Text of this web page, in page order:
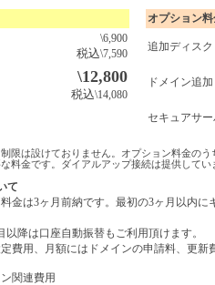
\6,900
税込\7,590
\12,800
税込\14,080
オプション
追加ディス
ドメイン追加
セキュアサ
限は設けておりません。オプション料金の
料金です。ダイアルアップ接続は提供してい
て
金は3ヶ月前納です。最初の3ヶ月以内
以降は口座自動振替もご利用頂けます。
費用、月額にはドメインの申請料、更新
ン関連費用